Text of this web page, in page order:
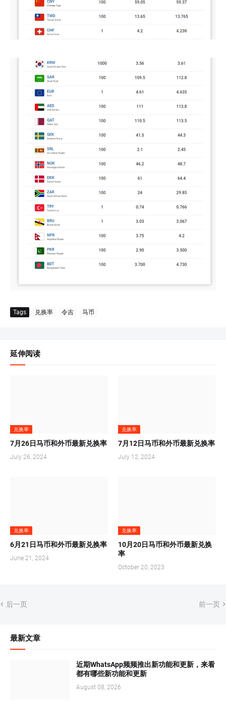
Tags 兑换率 令吉 马币
延伸阅读
兑换率
7月26日马币和外币最新兑换率
July 26, 2024
兑换率
7月12日马币和外币最新兑换率
July 12, 2024
兑换率
6月21日马币和外币最新兑换率
June 21, 2024
兑换率
10月20日马币和外币最新兑换
率
October 20, 2023
后一页 前一页
最新文章
近期WhatsApp频频推出新功能和更新，来看
都有哪些新功能和更新
August 08, 2026